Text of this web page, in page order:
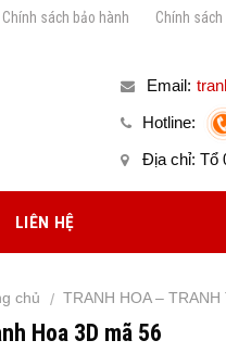
Chính sách bảo hành Chính
Email:
Hotline:
Địa chỉ: Tổ
LIÊN HỆ
chủ / TRANH HOA –
Hoa 3D mã 56